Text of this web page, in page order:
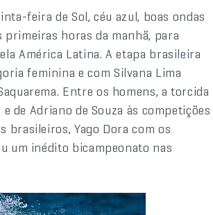
feira de Sol, céu azul, boas ondas
primeiras horas da manhã, para
América Latina. A etapa brasileira
feminina e com Silvana Lima
Entre os homens, a torcida
de Adriano de Souza às competições
brasileiros, Yago Dora com os
um inédito bicampeonato nas